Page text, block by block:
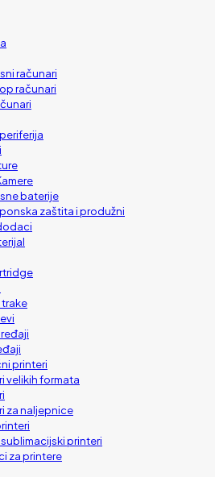
računari
računari
baterije
zaštita i produžni
trake
printeri
velikih formata
za naljepnice
printeri
za printere